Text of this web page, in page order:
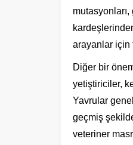
arayanlar için
Diğer bir
yetiştiriciler,
Yavrular
geçmiş
veteriner